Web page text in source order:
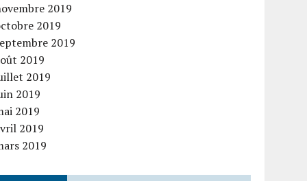
2019
2019
2019
2019
2019
2019
2019
2019
2019